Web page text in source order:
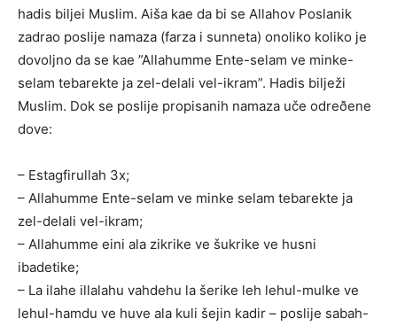
hadis biljei Muslim. Aiša kae da bi se Allahov Poslanik
zadrao poslije namaza (farza i sunneta) onoliko koliko je
dovoljno da se kae ”Allahumme Ente-selam ve minke-
selam tebarekte ja zel-delali vel-ikram”. Hadis bilježi
Muslim. Dok se poslije propisanih namaza uče odreðene
dove:
– Estagfirullah 3x;
– Allahumme Ente-selam ve minke selam tebarekte ja
zel-delali vel-ikram;
– Allahumme eini ala zikrike ve šukrike ve husni
ibadetike;
– La ilahe illalahu vahdehu la šerike leh lehul-mulke ve
lehul-hamdu ve huve ala kuli šejin kadir – poslije sabah-